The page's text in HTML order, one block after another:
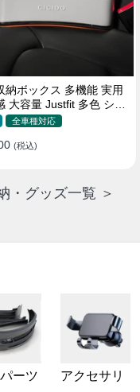
納ボックス 多機能 実用
大容量 Justfit 多色 シー
ット ギャップ 隙間収納
全車種対応
(税込)
・グッズ一覧 ＞
ーツ
アクセサリ